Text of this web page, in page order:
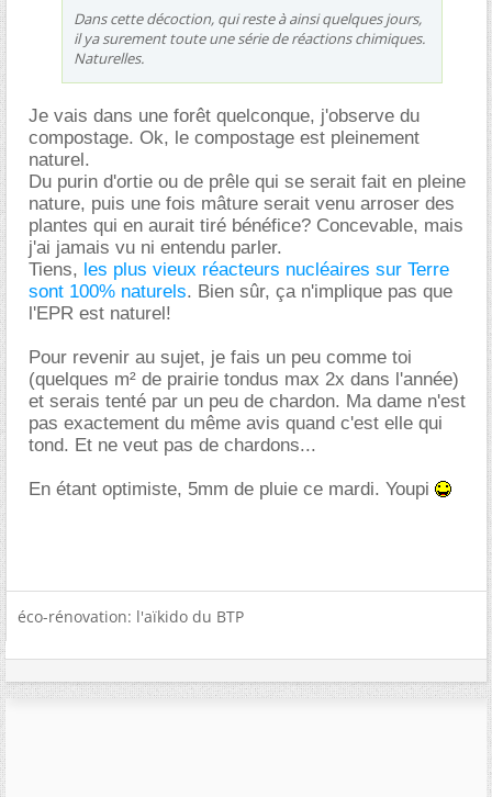
Dans cette décoction, qui reste à ainsi quelques jours,
il ya surement toute une série de réactions chimiques.
Naturelles.
Je vais dans une forêt quelconque, j'observe du
compostage. Ok, le compostage est pleinement
naturel.
Du purin d'ortie ou de prêle qui se serait fait en pleine
nature, puis une fois mâture serait venu arroser des
plantes qui en aurait tiré bénéfice? Concevable, mais
j'ai jamais vu ni entendu parler.
Tiens, les plus vieux réacteurs nucléaires sur Terre
sont 100% naturels. Bien sûr, ça n'implique pas que
l'EPR est naturel!
Pour revenir au sujet, je fais un peu comme toi
(quelques m² de prairie tondus max 2x dans l'année)
et serais tenté par un peu de chardon. Ma dame n'est
pas exactement du même avis quand c'est elle qui
tond. Et ne veut pas de chardons...
En étant optimiste, 5mm de pluie ce mardi. Youpi
éco-rénovation: l'aïkido du BTP